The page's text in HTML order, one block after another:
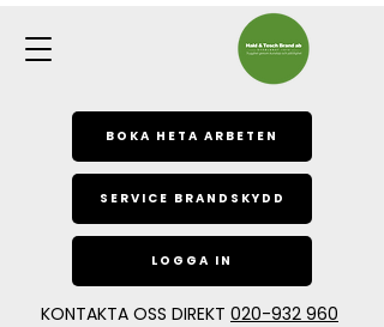
BOKA HETA ARBETEN
SERVICE BRANDSKYDD
LOGGA IN
KONTAKTA OSS DIREKT 020-932 960